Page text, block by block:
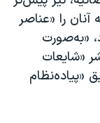
آنان را «عناصر
«به‌صورت
«شایعات
«پیاده‌نظام